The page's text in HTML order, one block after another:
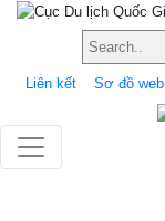
Liên kết Sơ đồ web